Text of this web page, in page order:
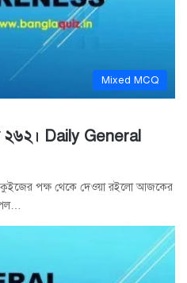
Mixed MCQ
২৬২। Daily General
কুইজের পক্ষ থেকে দেওয়া রইলো আজকের